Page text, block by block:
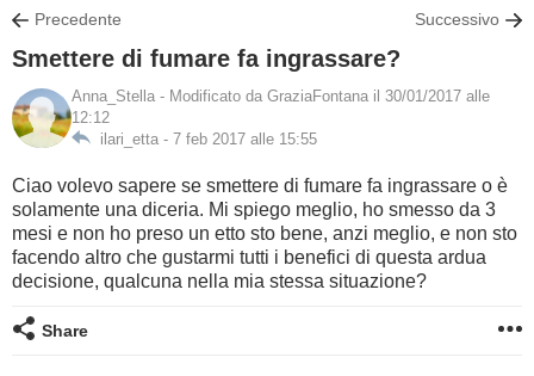
STILE
DEFINIZIONI
GASTRONOMIA
CAPELLI
SESSO
Precedente Successivo
Smettere di fumare fa ingrassare?
Anna_Stella- Modificato da GraziaFontana il 30/01/2017 alle
12:12
ilari_etta - 7 feb 2017 alle 15:55
Ciao volevo sapere se smettere di fumare fa ingrassare o è
solamente una diceria. Mi spiego meglio, ho smesso da 3
mesi e non ho preso un etto sto bene, anzi meglio, e non sto
facendo altro che gustarmi tutti i benefici di questa ardua
decisione, qualcuna nella mia stessa situazione?
Share